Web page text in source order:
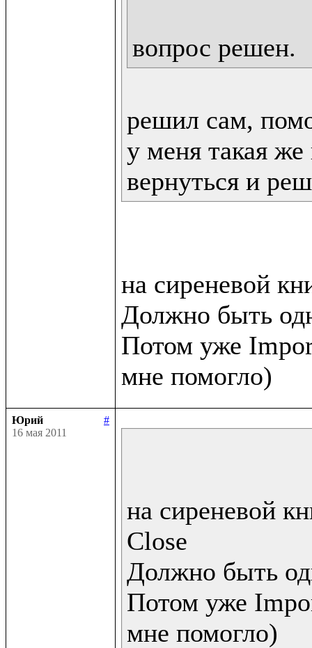
вопрос решен.
решил сам,
у меня такая
вернуться и
на сиреневой
Должно быть
Потом уже
Юрий
#
16 мая 2011
на сиреневой
Close
Должно быть
Потом уже
мне помогло)